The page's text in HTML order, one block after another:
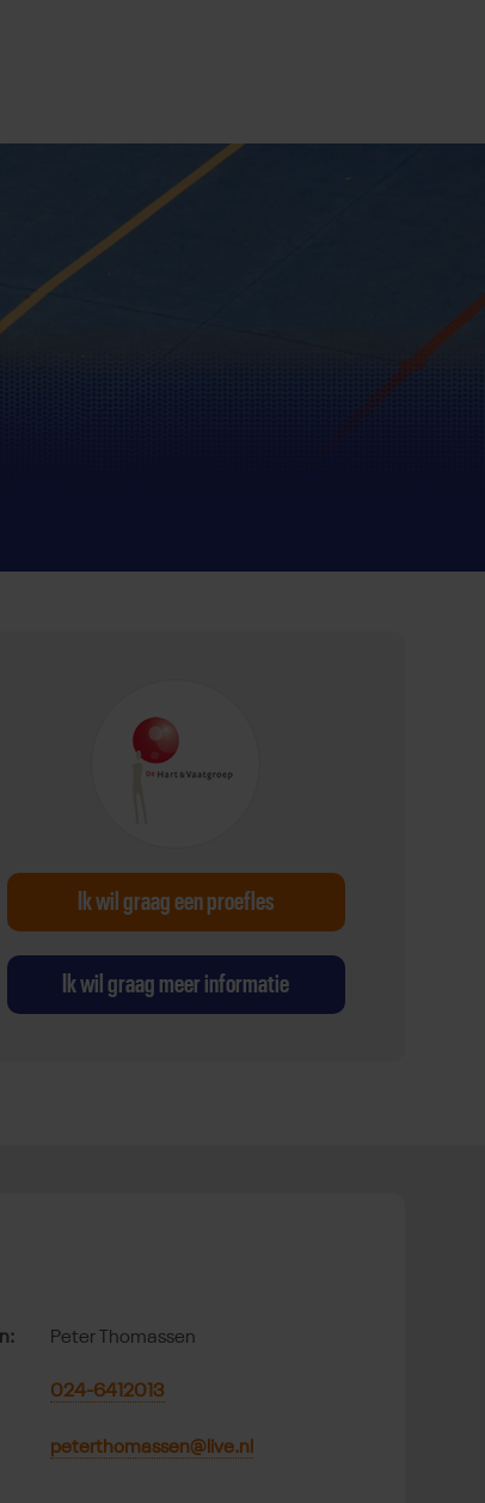
Ik wil graag een proefles
Ik wil graag meer informatie
Peter Thomassen
024-6412013
peterthomassen@live.nl